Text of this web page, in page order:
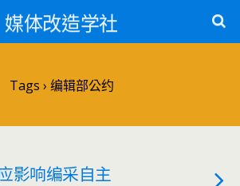
媒体改造学社
Tags › 编辑部公约
影响编采自主